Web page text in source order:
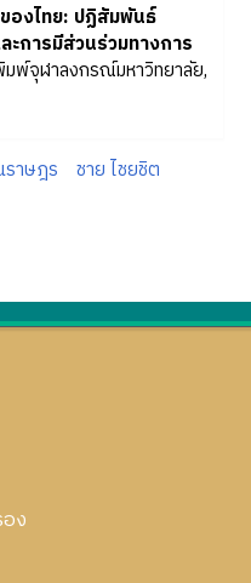
องไทย: ปฏิสัมพันธ์
ะการมีส่วนร่วมทางการ
พ์จุฬาลงกรณ์มหาวิทยาลัย,
าษฎร ชาย ไชยชิต
ง